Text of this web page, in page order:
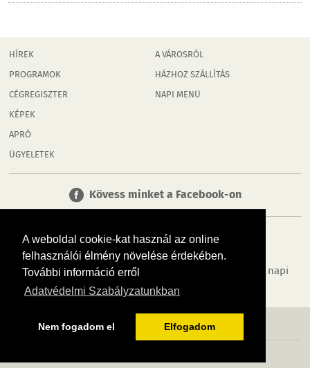
A weboldal cookie-kat használ az online
felhasználói élmény növelése érdekében.
További információ erről
Adatvédelmi Szabályzatunkban
Nem fogadom el Elfogadom
HÍREK
PROGRAMOK
CÉGREGISZTER
KÉPEK
APRÓ
ÜGYELETEK
A VÁROSRÓL
HÁZHOZ SZÁLLÍTÁS
NAPI MENÜ
Kövess minket a Facebook-on
Tudj meg többet városodról! Hírek, programok, képek, napi
menü, cégek…. és minden, ami Rábaköz
MÉDIAAJÁNLÓ ADATVÉDELEM IMPRESSZUM RÓLUNK